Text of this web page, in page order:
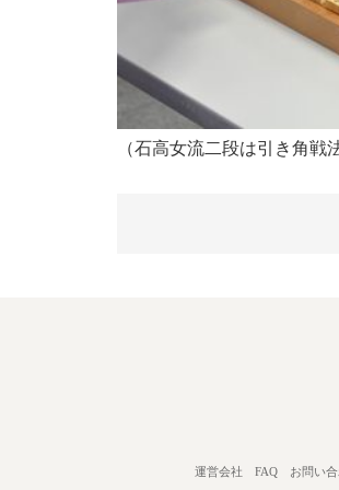
（石高女流二段は引き角戦
運営会社 FAQ お問い